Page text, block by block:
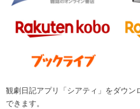
観劇日記アプリ「シアティ」をダウ
できます。